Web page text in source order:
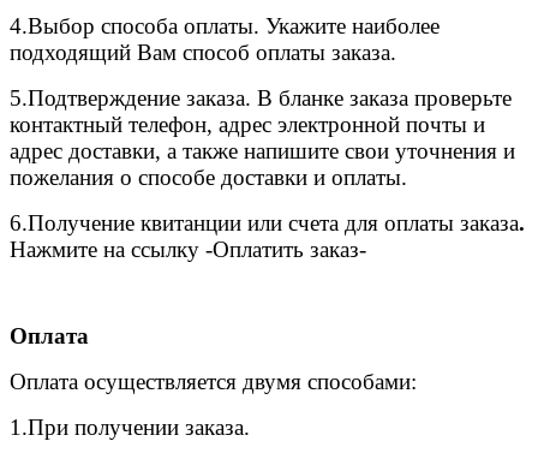
4.Выбор способа оплаты. Укажите наиболее
подходящий Вам способ оплаты заказа.
5.Подтверждение заказа. В бланке заказа проверьте
контактный телефон, адрес электронной почты и
адрес доставки, а также напишите свои уточнения и
пожелания о способе доставки и оплаты.
6.Получение квитанции или счета для оплаты заказа.
Нажмите на ссылку -Оплатить заказ-
Оплата
Оплата осуществляется двумя способами:
1.При получении заказа.